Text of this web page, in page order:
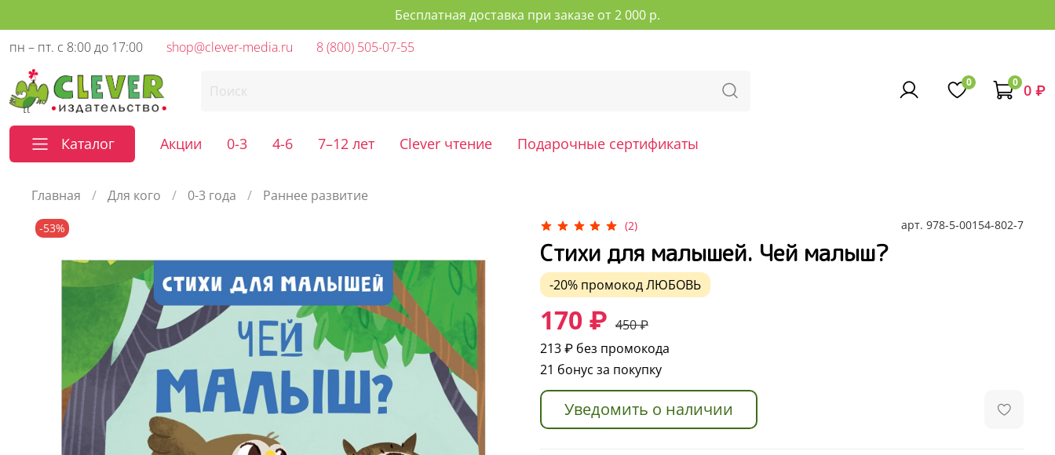
Бесплатная доставка при заказе от 2 000 р.
пн – пт. с 8:00 до 17:00
shop@clever-media.ru 8 (800) 505-07-55
0 0 0 ₽
Каталог Акции 0-3 4-6 7–12 лет Clever чтение Подарочные сертификаты
Главная Для кого 0-3 года Раннее развитие
-53% (2) арт. 978-5-00154-802-7
Стихи для малышей. Чей малыш?
-20% промокодЛЮБОВЬ
170 ₽ 450 ₽
213 ₽ без промокода
21 бонус за покупку
Уведомить о наличии